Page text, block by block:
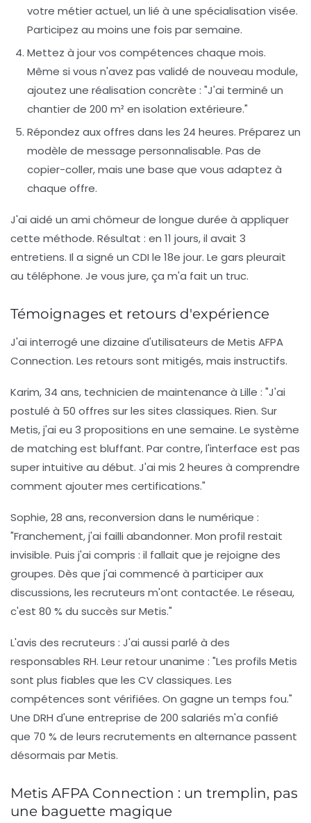
votre métier actuel, un lié à une spécialisation visée.
Participez au moins une fois par semaine.
Mettez à jour vos compétences chaque mois.
Même si vous n'avez pas validé de nouveau module,
ajoutez une réalisation concrète : "J'ai terminé un
chantier de 200 m² en isolation extérieure."
Répondez aux offres dans les 24 heures. Préparez un
modèle de message personnalisable. Pas de
copier-coller, mais une base que vous adaptez à
chaque offre.
J'ai aidé un ami chômeur de longue durée à appliquer
cette méthode. Résultat : en 11 jours, il avait 3
entretiens. Il a signé un CDI le 18e jour. Le gars pleurait
au téléphone. Je vous jure, ça m'a fait un truc.
Témoignages et retours d'expérience
J'ai interrogé une dizaine d'utilisateurs de Metis AFPA
Connection. Les retours sont mitigés, mais instructifs.
Karim, 34 ans, technicien de maintenance à Lille : "J'ai
postulé à 50 offres sur les sites classiques. Rien. Sur
Metis, j'ai eu 3 propositions en une semaine. Le système
de matching est bluffant. Par contre, l'interface est pas
super intuitive au début. J'ai mis 2 heures à comprendre
comment ajouter mes certifications."
Sophie, 28 ans, reconversion dans le numérique :
"Franchement, j'ai failli abandonner. Mon profil restait
invisible. Puis j'ai compris : il fallait que je rejoigne des
groupes. Dès que j'ai commencé à participer aux
discussions, les recruteurs m'ont contactée. Le réseau,
c'est 80 % du succès sur Metis."
L'avis des recruteurs : J'ai aussi parlé à des
responsables RH. Leur retour unanime : "Les profils Metis
sont plus fiables que les CV classiques. Les
compétences sont vérifiées. On gagne un temps fou."
Une DRH d'une entreprise de 200 salariés m'a confié
que 70 % de leurs recrutements en alternance passent
désormais par Metis.
Metis AFPA Connection : un tremplin, pas
une baguette magique